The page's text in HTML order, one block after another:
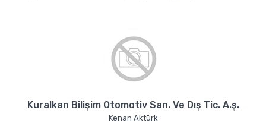
Kuralkan Bilişim Otomotiv San. Ve Dış Tic. A.ş.
Kenan Aktürk